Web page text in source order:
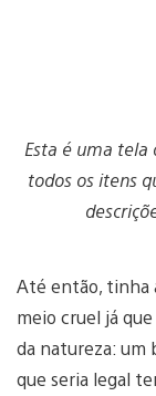
Esta é uma tela
todos os itens
Até então, tinha
meio cruel já
da natureza: um
que seria legal